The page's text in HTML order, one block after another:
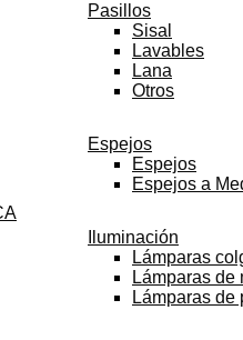
Pasillos
Sisal
Lavables
Lana
Otros
Espejos
Espejos
Espejos a
Iluminación
Lámparas
Lámparas de
Lámparas de